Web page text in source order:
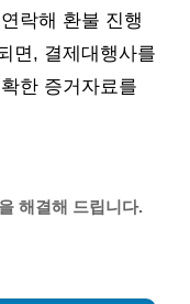
락해 환불 진행
면, 결제대행사를
한 증거자료를
해결해 드립니다.